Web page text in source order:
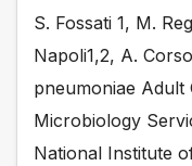
S. Fossati 1, M.
Napoli1,2, A.
pneumoniae Adult
Microbiology
National Institute